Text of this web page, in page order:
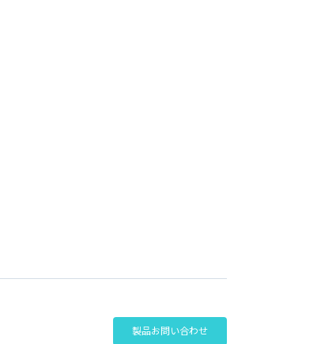
衛星メッセージングサービス
RFID 実証実験製品お問い合わせ